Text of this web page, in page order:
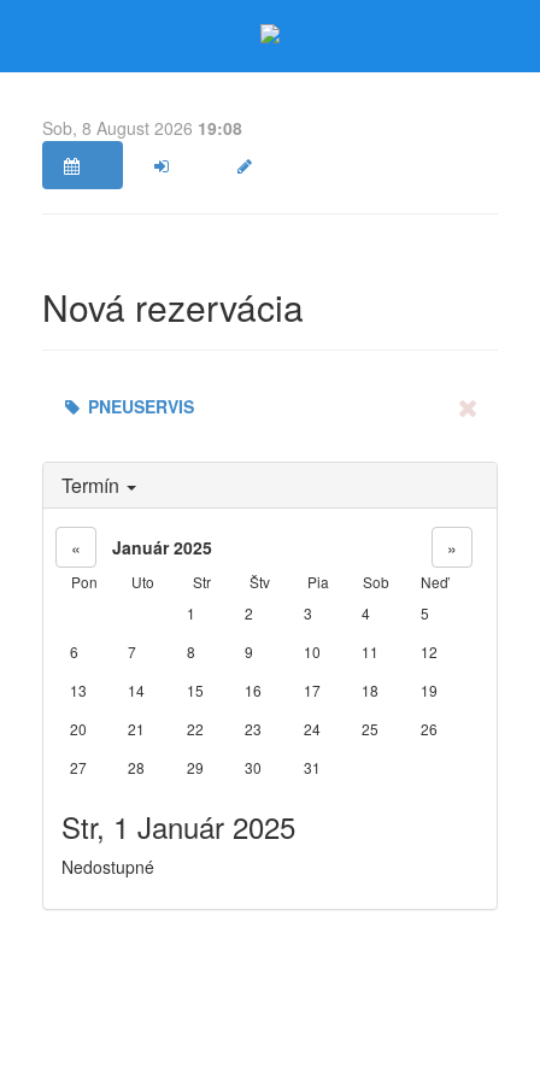
Sob, 8 August 2026 19:08
Nová rezervácia
PNEUSERVIS
Termín
« »
Január 2025
Pon Uto Str Štv Pia Sob
Neď
1
2 3 4
5
6
7 8 9 10 11
12
13
14 15 16 17 18
19
20
21 22 23 24 25
26
27
28 29 30 31
Str, 1 Január 2025
Nedostupné